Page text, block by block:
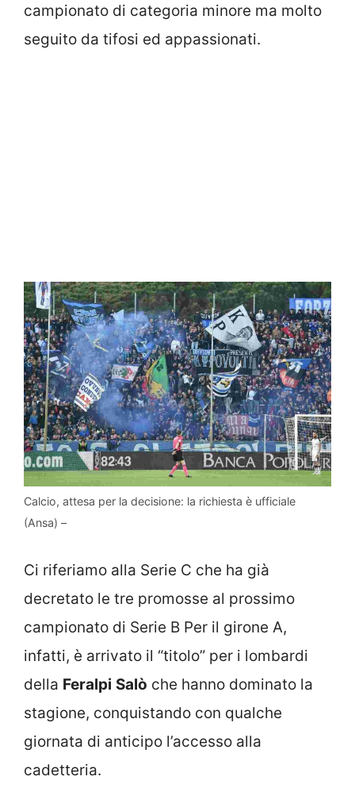
campionato di categoria minore ma molto
seguito da tifosi ed appassionati.
Calcio, attesa per la decisione: la richiesta è ufficiale
(Ansa) –
Ci riferiamo alla Serie C che ha già
decretato le tre promosse al prossimo
campionato di Serie B Per il girone A,
infatti, è arrivato il “titolo” per i lombardi
della Feralpi Salò che hanno dominato la
stagione, conquistando con qualche
giornata di anticipo l’accesso alla
cadetteria.